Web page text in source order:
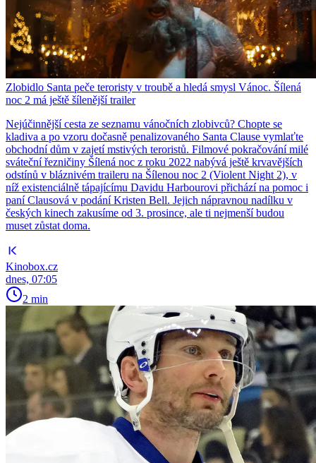
Zlobidlo Santa peče teroristy v troubě a hledá smysl Vánoc. Šílená
noc 2 má ještě šílenější trailer
Nejúčinnější cesta ze seznamu vánočních zlobivců? Chopte se
kladiva a po vzoru dočasně penalizovaného Santa Clause vymlaťte
obchodní dům v zajetí mstivých teroristů. Filmové pokračování milé
sváteční řezničiny Šílená noc z roku 2022 nabývá ještě krvavějších
odstínů v bláznivém traileru na Šílenou noc 2 (Violent Night 2), v
níž existenciálně tápajícímu Davidu Harbourovi přichází na pomoc i
paní Clausová v podání Kristen Bell. Jejich nápravnou nadílku v
českých kinech zakusíme od 3. prosince, ale ti nejmenší budou
muset zůstat doma.
Kinobox.cz
dnes, 07:05
2 min